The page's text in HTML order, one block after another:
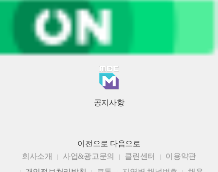
공지사항
이전으로 다음으로
회사소개
사업&광고문의 클린센터
이용약관